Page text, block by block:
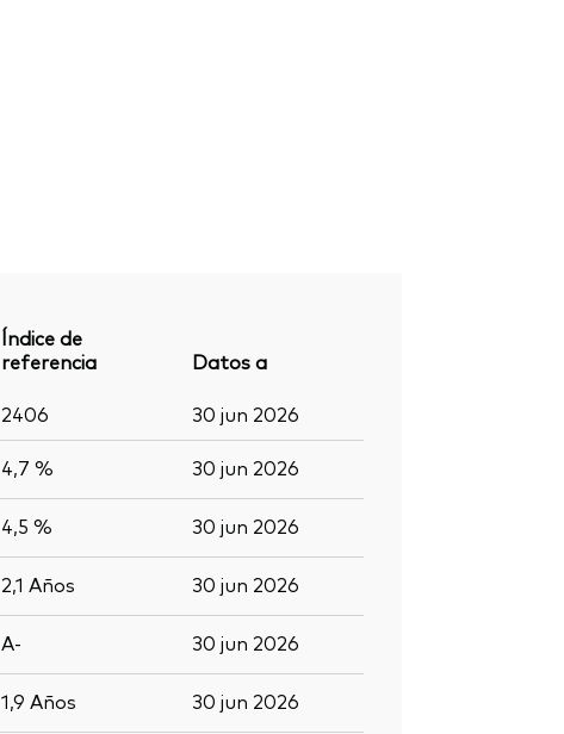
Índice de
referencia
Datos a
2406 30 jun 2026
4,7 % 30 jun 2026
4,5 % 30 jun 2026
2,1 Años 30 jun 2026
A- 30 jun 2026
1,9 Años 30 jun 2026